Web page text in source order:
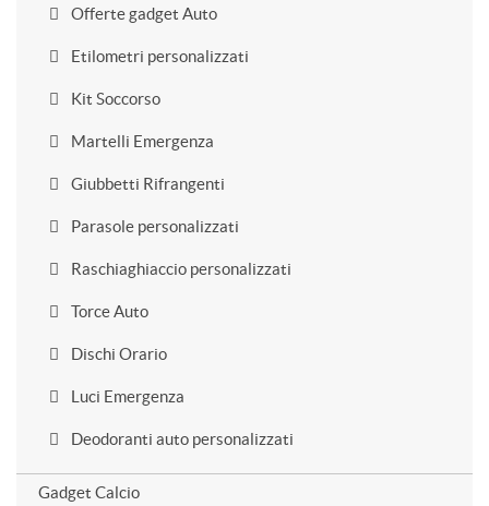
Offerte gadget Auto
Etilometri personalizzati
Kit Soccorso
Martelli Emergenza
Giubbetti Rifrangenti
Parasole personalizzati
Raschiaghiaccio personalizzati
Torce Auto
Dischi Orario
Luci Emergenza
Deodoranti auto personalizzati
Gadget Calcio